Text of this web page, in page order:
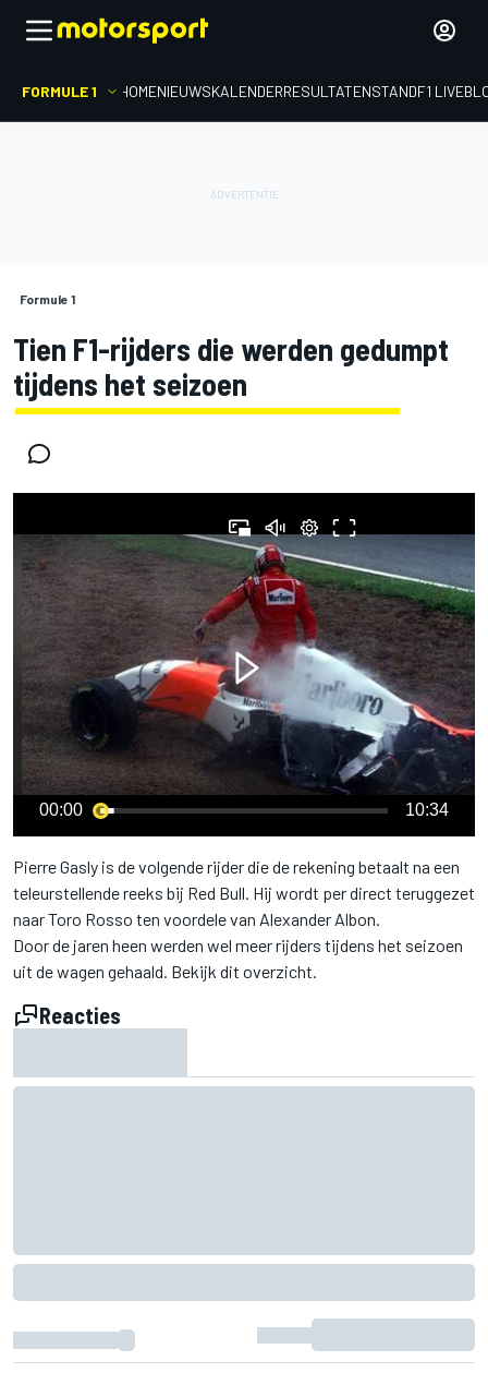
FORMULE 1 HOMENIEUWSKALENDERRESULTATENSTANDF1
Formule 1
Tien F1-rijders die werden gedumpt
tijdens het seizoen
00:00 10:34
Pierre Gasly is de volgende rijder die de rekening betaalt na een
teleurstellende reeks bij Red Bull. Hij wordt per direct teruggezet
naar Toro Rosso ten voordele van Alexander Albon.
Door de jaren heen werden wel meer rijders tijdens het seizoen
uit de wagen gehaald. Bekijk dit overzicht.
Reacties